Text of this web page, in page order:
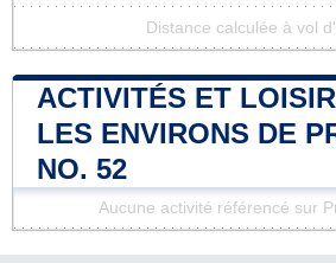
Distance calculée à vol
ACTIVITÉS ET
LES ENVIRONS DE
NO. 52
Aucune activité référencé sur